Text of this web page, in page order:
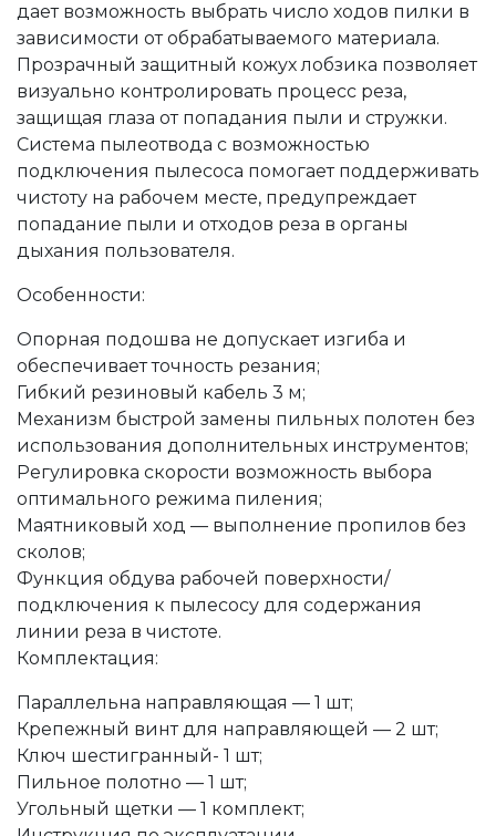
дает возможность выбрать число ходов пилки в
зависимости от обрабатываемого материала.
Прозрачный защитный кожух лобзика позволяет
визуально контролировать процесс реза,
защищая глаза от попадания пыли и стружки.
Система пылеотвода с возможностью
подключения пылесоса помогает поддерживать
чистоту на рабочем месте, предупреждает
попадание пыли и отходов реза в органы
дыхания пользователя.
Особенности:
Опорная подошва не допускает изгиба и
обеспечивает точность резания;
Гибкий резиновый кабель 3 м;
Механизм быстрой замены пильных полотен без
использования дополнительных инструментов;
Регулировка скорости возможность выбора
оптимального режима пиления;
Маятниковый ход — выполнение пропилов без
сколов;
Функция обдува рабочей поверхности/
подключения к пылесосу для содержания
линии реза в чистоте.
Комплектация:
Параллельна направляющая — 1 шт;
Крепежный винт для направляющей — 2 шт;
Ключ шестигранный- 1 шт;
Пильное полотно — 1 шт;
Угольный щетки — 1 комплект;